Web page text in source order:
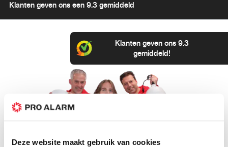
Deze website maakt gebruik van cookies
Klanten geven ons een 9.3 gemiddeld
Klanten geven ons 9.3
gemiddeld!